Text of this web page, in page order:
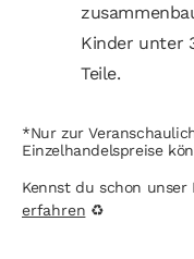
Kinder unter
Teile.
*Nur zur
Einzelhandelspreise
Kennst du schon unser
erfahren ♻